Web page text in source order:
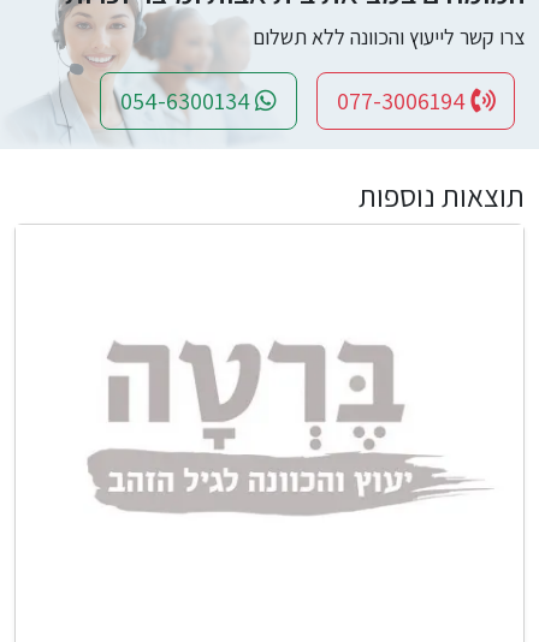
צרו קשר לייעוץ והכוונה ללא תשלום
תוצאות נוספות